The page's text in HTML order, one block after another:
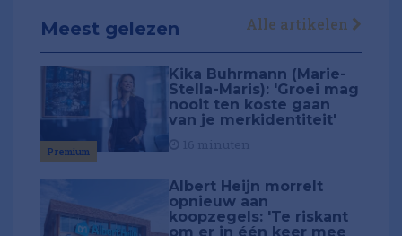
Meest gelezen Alle artikelen
Premium
Kika Buhrmann (Marie-
Stella-Maris): 'Groei mag
nooit ten koste gaan
van je merkidentiteit'
Albert Heijn morrelt
opnieuw aan
koopzegels: 'Te riskant
om er in één keer mee